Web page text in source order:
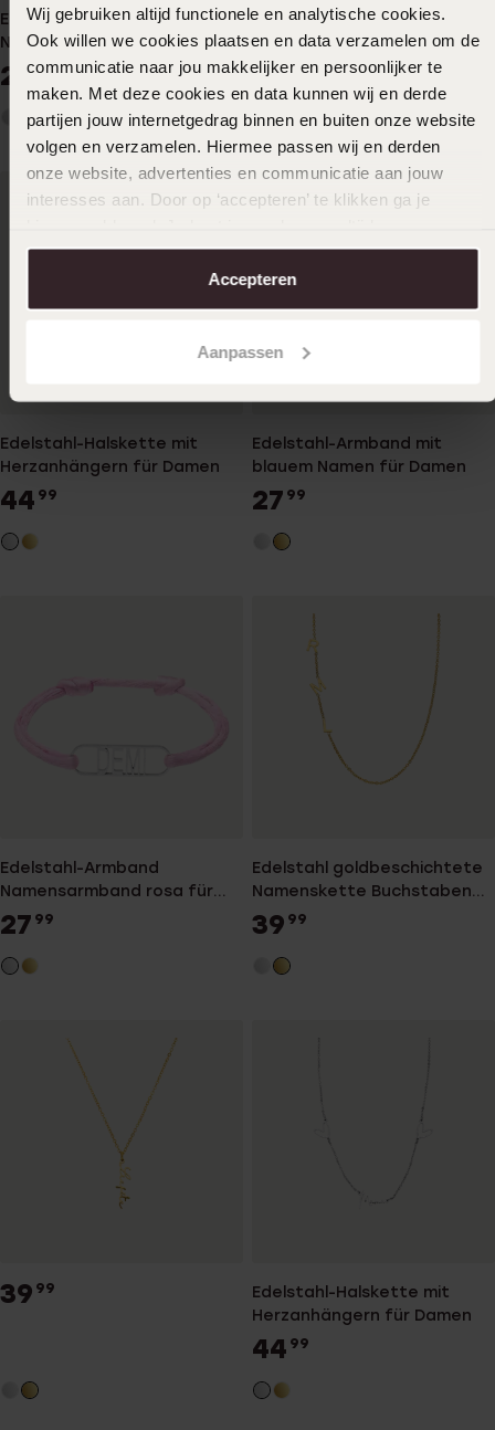
Wij gebruiken altijd functionele en analytische cookies.
Ook willen we cookies plaatsen en data verzamelen om de
communicatie naar jou makkelijker en persoonlijker te
maken. Met deze cookies en data kunnen wij en derde
partijen jouw internetgedrag binnen en buiten onze website
volgen en verzamelen. Hiermee passen wij en derden
onze website, advertenties en communicatie aan jouw
interesses aan. Door op ‘accepteren’ te klikken ga je
aanpassen. Lees er meer over in onscookiebeleid.
Accepteren
Aanpassen
Edelstahl goldbeschriebenes
Namensarmband für Damen
2999
Edelstahl Namenskette
Buchstaben für Damen
3999
Edelstahl-Halskette mit
Herzanhängern für Damen
44 99
Edelstahl-Armband mit
blauem Namen für Damen
27 99
Edelstahl-Armband
Namensarmband rosa für
Damen
27 99
Edelstahl goldbeschichtete
Namenskette Buchstaben
für Damen
39 99
39 99
Edelstahl-Halskette mit
Herzanhängern für Damen
44 99